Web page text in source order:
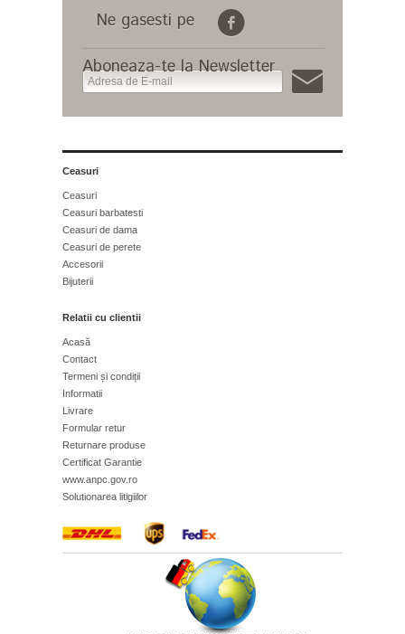
Ne gasesti pe
Aboneaza-te la Newsletter
Ceasuri
Ceasuri
Ceasuri barbatesti
Ceasuri de dama
Ceasuri de perete
Accesorii
Bijuterii
Relatii cu clientii
Acasă
Contact
Termeni și condiții
Informatii
Livrare
Formular retur
Returnare produse
Certificat Garantie
www.anpc.gov.ro
Solutionarea litigiilor